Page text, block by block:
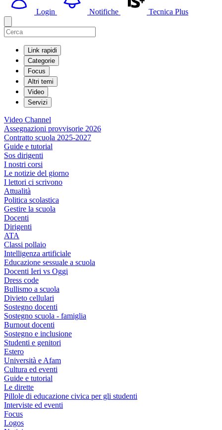
Login Notifiche Tecnica Plus
Link rapidi
Categorie
Focus
Altri temi
Video
Servizi
Video Channel
Assegnazioni provvisorie 2026
Contratto scuola 2025-2027
Guide e tutorial
Sos dirigenti
I nostri corsi
Le notizie del giorno
I lettori ci scrivono
Attualità
Politica scolastica
Gestire la scuola
Docenti
Dirigenti
ATA
Classi pollaio
Intelligenza artificiale
Educazione sessuale a scuola
Docenti Ieri vs Oggi
Dress code
Bullismo a scuola
Divieto cellulari
Sostegno docenti
Sostegno scuola - famiglia
Burnout docenti
Sostegno e inclusione
Studenti e genitori
Estero
Università e Afam
Cultura ed eventi
Guide e tutorial
Le dirette
Pillole di educazione civica per gli studenti
Interviste ed eventi
Focus
Logos